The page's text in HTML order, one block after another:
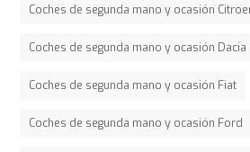
Coches de segunda mano y ocasión
Coches de segunda mano y ocasión Dacia
Coches de segunda mano y ocasión Fiat
Coches de segunda mano y ocasión Ford